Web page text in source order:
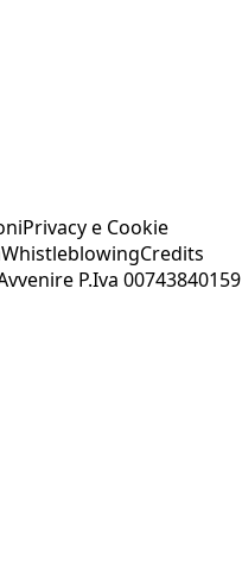
Privacy e Cookie
WhistleblowingCredits
P.Iva 00743840159